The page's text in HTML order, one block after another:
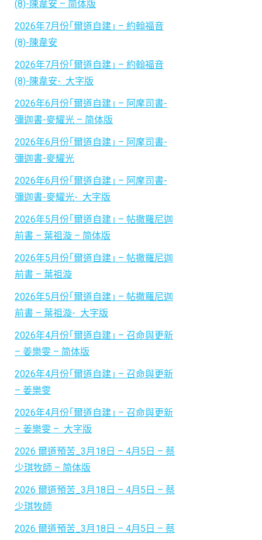
(8)-陳韋安 – 简体版
2026年7月份｢爾道自建｣ – 約翰福音
(8)-陳韋安
2026年7月份｢爾道自建｣ – 約翰福音
(8)-陳韋安- 大字版
2026年6月份｢爾道自建｣ – 阿摩司書-
彌迦書-麥耀光 – 简体版
2026年6月份｢爾道自建｣ – 阿摩司書-
彌迦書-麥耀光
2026年6月份｢爾道自建｣ – 阿摩司書-
彌迦書-麥耀光- 大字版
2026年5月份｢爾道自建｣ – 帖撒羅尼迦
前書 – 葉祖漩 – 简体版
2026年5月份｢爾道自建｣ – 帖撒羅尼迦
前書 – 葉祖漩
2026年5月份｢爾道自建｣ – 帖撒羅尼迦
前書 – 葉祖漩- 大字版
2026年4月份｢爾道自建｣ – 召命與更新
– 姜樂雯 – 简体版
2026年4月份｢爾道自建｣ – 召命與更新
– 姜樂雯
2026年4月份｢爾道自建｣ – 召命與更新
– 姜樂雯 – 大字版
2026 爾道預苦 _3月18日 – 4月5日 – 蔡
少琪牧師 – 简体版
2026 爾道預苦_3月18日 – 4月5日 – 蔡
少琪牧師
2026 爾道預苦_3月18日 – 4月5日 – 蔡